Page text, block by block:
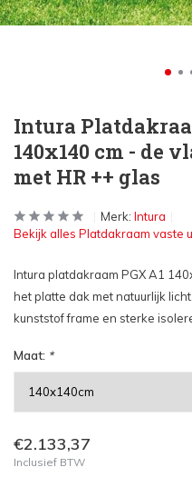
Intura
140x140 cm - de
met HR ++ glas
Merk: Intura
Bekijk alles Platdakraam vaste
Intura platdakraam PGX A1
het platte dak met natuurlijk
kunststof frame en sterke
Maat: *
€2.133,37
Inclusief BTW